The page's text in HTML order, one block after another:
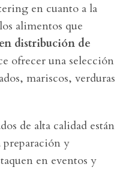
en cuanto a la
alimentos que
distribución de
ofrecer una selección
mariscos, verduras
de alta calidad están
preparación y
en eventos y